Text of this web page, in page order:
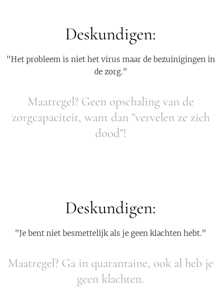
Deskundigen:
"Het probleem is niet het virus maar de bezuinigingen in
de zorg."
Maatregel? Geen opschaling van de
zorgcapaciteit, want dan "vervelen ze zich
dood"!
Deskundigen:
"Je bent niet besmettelijk als je geen klachten hebt."
Maatregel? Ga in quarantaine, ook al heb je
geen klachten.